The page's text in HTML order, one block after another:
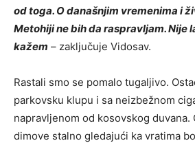
od toga. O današnjim vremenima i
Metohiji ne bih da raspravljam. Nije
kažem – zaključuje Vidosav.
Rastali smo se pomalo tugaljivo.
parkovsku klupu i sa neizbežnom
napravljenom od kosovskog duvana.
dimove stalno gledajući ka vratima